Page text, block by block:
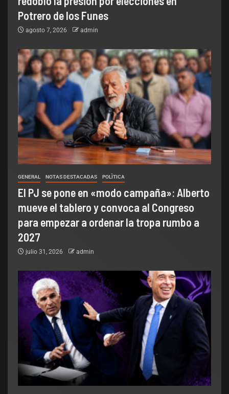
Potrero de los Funes
agosto 7, 2026 admin
GENERAL NOTAS DESTACADAS POLÌTICA
El PJ se pone en «modo campaña»: Alberto
mueve el tablero y convoca al Congreso
para empezar a ordenar la tropa rumbo a
2027
julio 31, 2026 admin